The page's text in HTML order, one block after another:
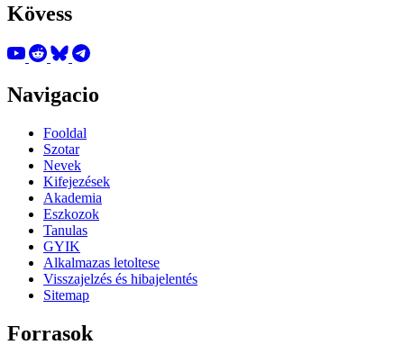
Kövess
Navigacio
Fooldal
Szotar
Nevek
Kifejezések
Akademia
Eszkozok
Tanulas
GYIK
Alkalmazas letoltese
Visszajelzés és hibajelentés
Sitemap
Forrasok